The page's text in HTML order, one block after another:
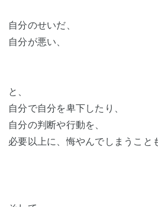
自分のせいだ、
自分が悪い、
と、
自分で自分を卑下したり、
自分の判断や行動を、
必要以上に、悔やんでしまうこと